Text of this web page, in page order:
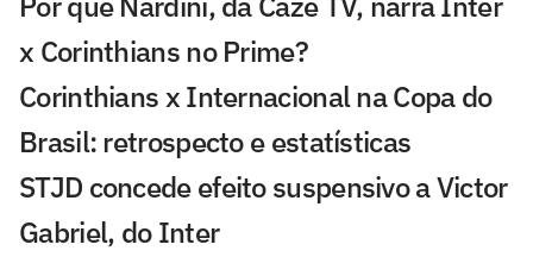
x Corinthians no Prime?
Corinthians x Internacional na Copa do
Brasil: retrospecto e estatísticas
STJD concede efeito suspensivo a Victor
Gabriel, do Inter